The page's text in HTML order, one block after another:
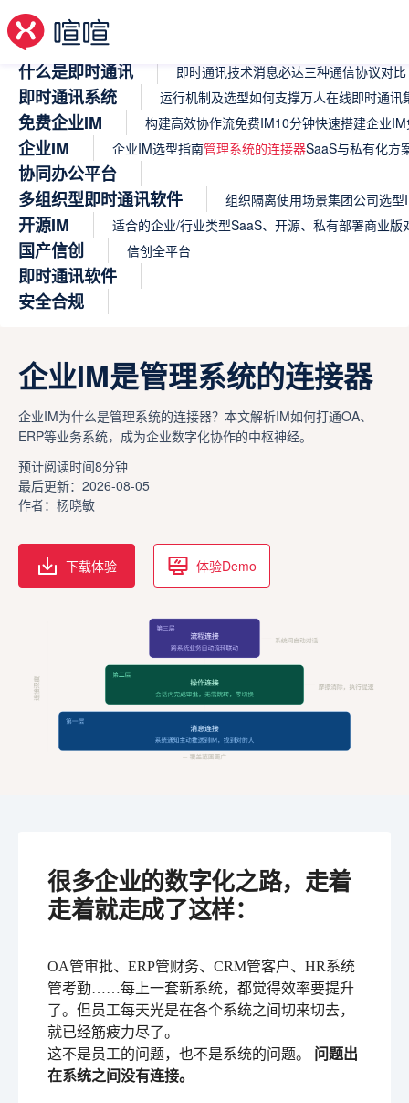
什么是即时通讯 即时通讯技术消息必达三种通信协议对比
即时通讯系统 运行机制及选型如何支撑万人在线即时通讯
免费企业IM 构建高效协作流免费IM10分钟快速搭建企业IM
企业IM 企业IM选型指南管理系统的连接器SaaS与私有化方
协同办公平台
多组织型即时通讯软件
组织隔离使用场景集团公司选型
开源IM 适合的企业/行业类型SaaS、开源、私有部署商业版
国产信创 信创全平台
即时通讯软件
安全合规
企业IM是管理系统的连接器
企业IM为什么是管理系统的连接器？本文解析IM如何打通OA、
ERP等业务系统，成为企业数字化协作的中枢神经。
预计阅读时间8分钟
最后更新：2026-08-05
作者：杨晓敏
下载体验 体验Demo
很多企业的数字化之路，走着
走着就走成了这样：
OA管审批、ERP管财务、CRM管客户、HR系统
管考勤……每上一套新系统，都觉得效率要提升
了。但员工每天光是在各个系统之间切来切去，
就已经筋疲力尽了。
这不是员工的问题，也不是系统的问题。 问题出
在系统之间没有连接。